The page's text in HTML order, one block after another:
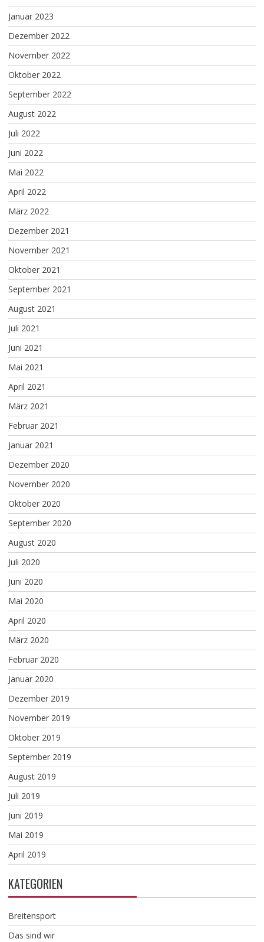
Januar 2023
Dezember 2022
November 2022
Oktober 2022
September 2022
August 2022
Juli 2022
Juni 2022
Mai 2022
April 2022
März 2022
Dezember 2021
November 2021
Oktober 2021
September 2021
August 2021
Juli 2021
Juni 2021
Mai 2021
April 2021
März 2021
Februar 2021
Januar 2021
Dezember 2020
November 2020
Oktober 2020
September 2020
August 2020
Juli 2020
Juni 2020
Mai 2020
April 2020
März 2020
Februar 2020
Januar 2020
Dezember 2019
November 2019
Oktober 2019
September 2019
August 2019
Juli 2019
Juni 2019
Mai 2019
April 2019
KATEGORIEN
Breitensport
Das sind wir